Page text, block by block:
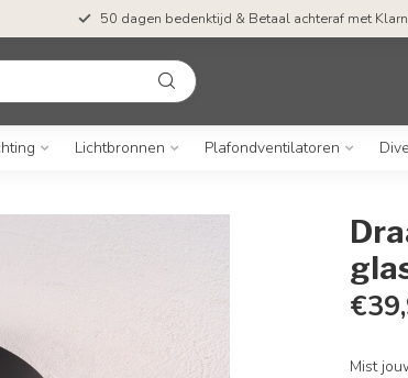
50 dagen bedenktijd & Betaal achteraf met
Lichtbronnen Plafondventilatoren
Mist